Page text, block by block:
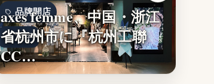
品牌開店
文字
axes femme、中国・浙江
省杭州市に『杭州工聯
CC…